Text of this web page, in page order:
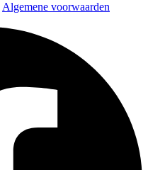
Algemene voorwaarden